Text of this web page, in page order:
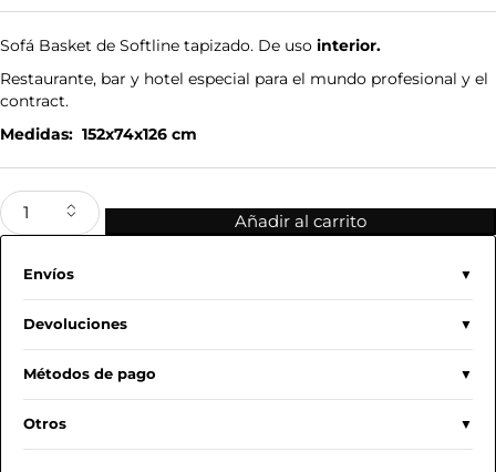
Sofá Basket de Softline tapizado. De uso interior.
Restaurante, bar y hotel especial para el mundo profesional y el
contract.
Medidas: 152x74x126 cm
Añadir al carrito
Envíos
Devoluciones
Métodos de pago
Otros